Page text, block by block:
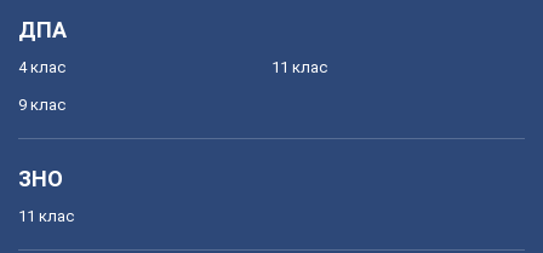
ДПА
4 клас
9 клас
11 клас
ЗНО
11 клас